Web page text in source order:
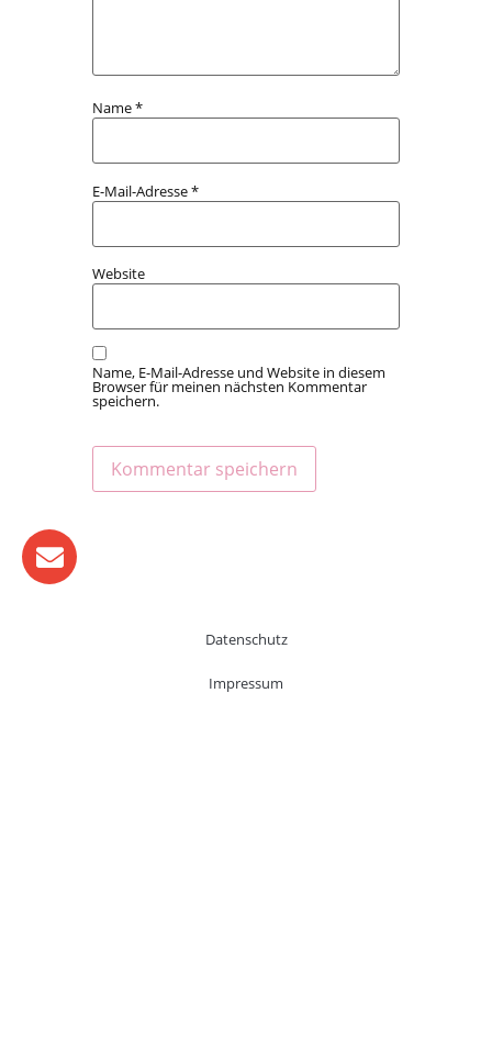
Name*
E-Mail-Adresse*
Website
Name, E-Mail-Adresse und Website in diesem
Browser für meinen nächsten Kommentar
speichern.
Datenschutz
Impressum